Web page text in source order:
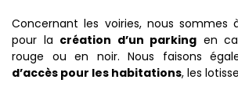
Concernant les voiries, nous sommes
pour la création d’un parking en
rouge ou en noir. Nous faisons
d’accès pour les habitations, les